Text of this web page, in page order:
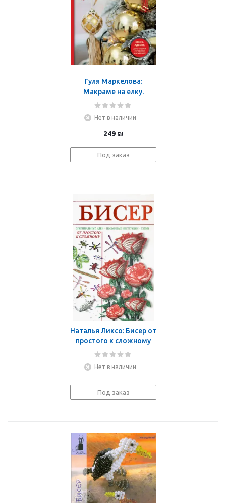
Гуля Маркелова:
Макраме на елку.
Новогодний Адвент. 15
елочных игрушек и
подарков для
Нет в наличии
249 ₪
Под заказ
Наталья Ликсо: Бисер от
простого к сложному
Нет в наличии
Под заказ